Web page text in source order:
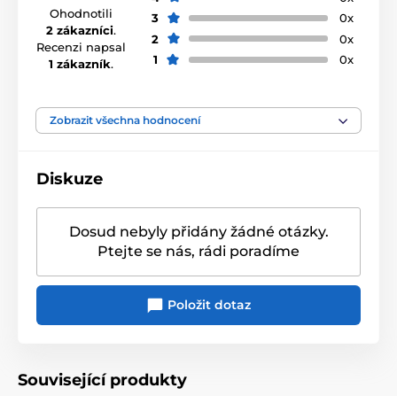
Ohodnotili
2 zákazníci.
Recenzi napsal
1 zákazník.
3
0x
2
0x
1
0x
Zobrazit všechna hodnocení
Diskuze
Dosud nebyly přidány žádné otázky.
Ptejte se nás, rádi poradíme
Položit dotaz
Související produkty